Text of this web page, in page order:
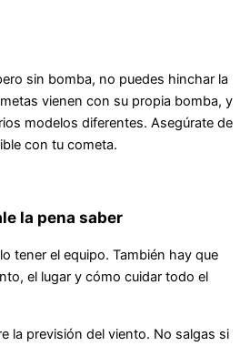
sin bomba, no puedes hinchar la
vienen con su propia bomba, y
modelos diferentes. Asegúrate de
con tu cometa.
la pena saber
tener el equipo. También hay que
el lugar y cómo cuidar todo el
la previsión del viento. No salgas si